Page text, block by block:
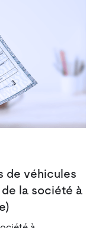
de véhicules
la société à